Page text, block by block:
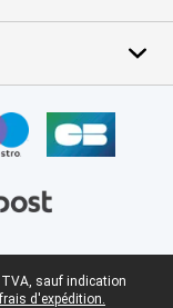
TVA, sauf indication
d'expédition.